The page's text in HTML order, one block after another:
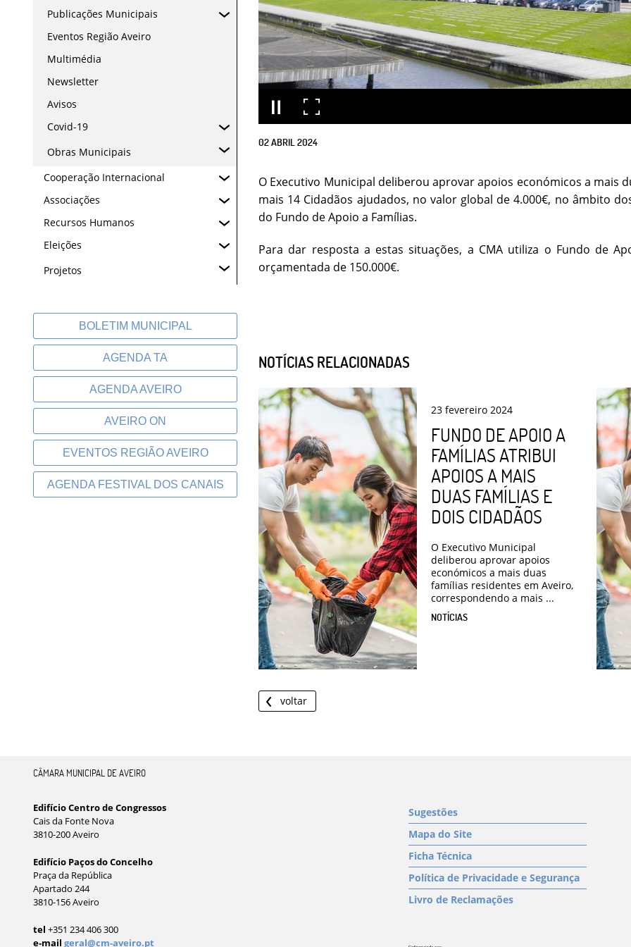
Publicações Municipais
Eventos Região Aveiro
Multimédia
Newsletter
Avisos
Covid-19
Obras Municipais
Cooperação Internacional
Associações
Recursos Humanos
Eleições
Projetos
BOLETIM MUNICIPAL
AGENDA TA
AGENDA AVEIRO
AVEIRO ON
EVENTOS REGIÃO AVEIRO
AGENDA FESTIVAL DOS CANAIS
02ABRIL 2024
O Executivo Municipal deliberou aprovar apoios económicos a mais
mais 14 Cidadãos ajudados, no valor global de 4.000€, no âmbito
do Fundo de Apoio a Famílias.
Para dar resposta a estas situações, a CMA utiliza o Fundo de
orçamentada de 150.000€.
NOTÍCIAS RELACIONADAS
23 fevereiro 2024
FUNDO DE APOIO A
FAMÍLIAS ATRIBUI
APOIOS A MAIS
DUAS FAMÍLIAS E
DOIS CIDADÃOS
O Executivo Municipal
deliberou aprovar apoios
económicos a mais duas
famílias residentes em Aveiro,
correspondendo a mais ...
NOTÍCIAS
voltar
CÂMARA MUNICIPAL DE AVEIRO
Edifício Centro de Congressos
Cais da Fonte Nova
3810-200 Aveiro
Edifício Paços do Concelho
Praça da República
Apartado 244
3810-156 Aveiro
tel +351 234 406 300
e-mail geral@cm-aveiro.pt
Sugestões
Mapa do Site
Ficha Técnica
Política de Privacidade e Segurança
Livro de Reclamações